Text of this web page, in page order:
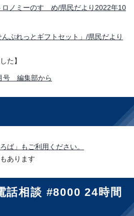
ロノミーのすゝめ/県民だより2022年10
ぶれっとギフトセット」/県民だより
た】
号 編集部から
ば」もご利用ください。
あります
話相談 #8000 24時間